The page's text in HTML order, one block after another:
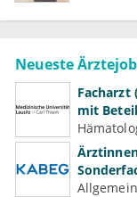
Neueste
mit